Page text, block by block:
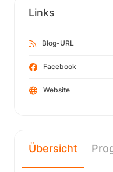
Links
Blog-URL
Facebook
Website
Übersicht